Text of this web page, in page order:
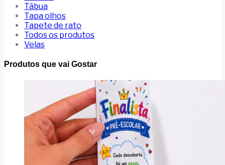
Tábua
Tapa olhos
Tapete de rato
Todos os produtos
Velas
Produtos que vai Gostar